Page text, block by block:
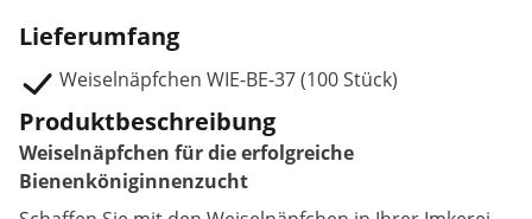
Lieferumfang
Weiselnäpfchen WIE-BE-37 (100 Stück)
Produktbeschreibung
Weiselnäpfchen für die erfolgreiche
Bienenköniginnenzucht